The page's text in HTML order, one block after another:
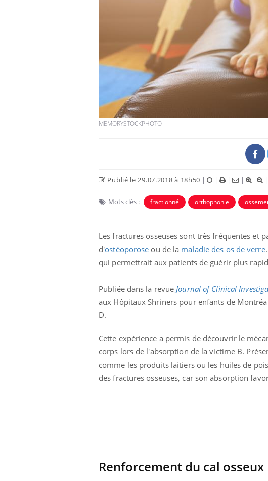
MEMORYSTOCKPHOTO
Publié le 29.07.2018 à 18h50 | | | |
Mots clés : fractionné orthophonie
Les fractures osseuses sont très fréquentes
d'ostéoporose ou de la maladie des os de verre
qui permettrait aux patients de guérir plus
Publiée dans la revue Journal of Clinical
aux Hôpitaux Shriners pour enfants de
D.
Cette expérience a permis de découvrir le
corps lors de l'absorption de la victime B.
comme les produits laitiers ou les huiles de
des fractures osseuses, car son absorption
Renforcement du cal osseux
Mortalité infantile : un
rapport s’interroge sur
son taux élevé en France
Grossesse à risque : ce jus
naturel attire l'attention
des chercheurs
Comment oublier les